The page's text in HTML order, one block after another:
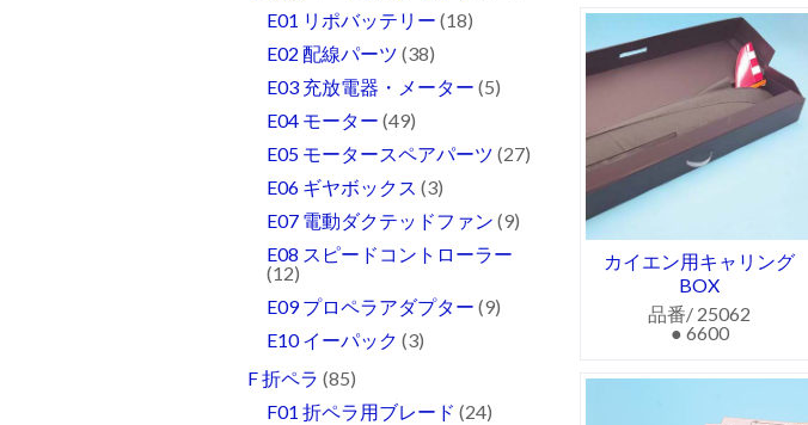
カイエン用キャリング
BOX
品番/ 25062
● 6600
E01 リポバッテリー (18)
E02 配線パーツ (38)
E03 充放電器・メーター (5)
E04 モーター (49)
E05 モータースペアパーツ (27)
E06 ギヤボックス (3)
E07 電動ダクテッドファン (9)
E08 スピードコントローラー
(12)
E09 プロペラアダプター (9)
E10 イーパック (3)
F 折ペラ (85)
F01 折ペラ用ブレード (24)